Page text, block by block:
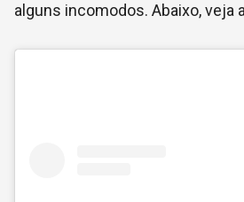
alguns incomodos. Abaixo, veja